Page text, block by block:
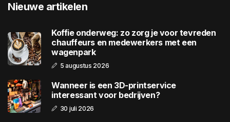
Nieuwe artikelen
Koffie onderweg: zo zorg je voor tevreden
chauffeurs en medewerkers met een
wagenpark
5 augustus 2026
Wanneer is een 3D-printservice
interessant voor bedrijven?
30 juli 2026